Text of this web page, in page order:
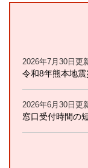
2026年7月30日更
令和8年熊本地
2026年6月30日更
窓口受付時間の